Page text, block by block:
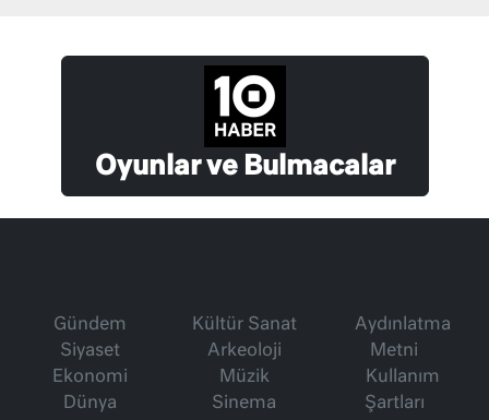
Oyunlar ve Bulmacalar
Gündem
Siyaset
Ekonomi
Dünya
Kültür Sanat
Arkeoloji
Müzik
Sinema
Aydınlatma
Metni
Kullanım
Şartları